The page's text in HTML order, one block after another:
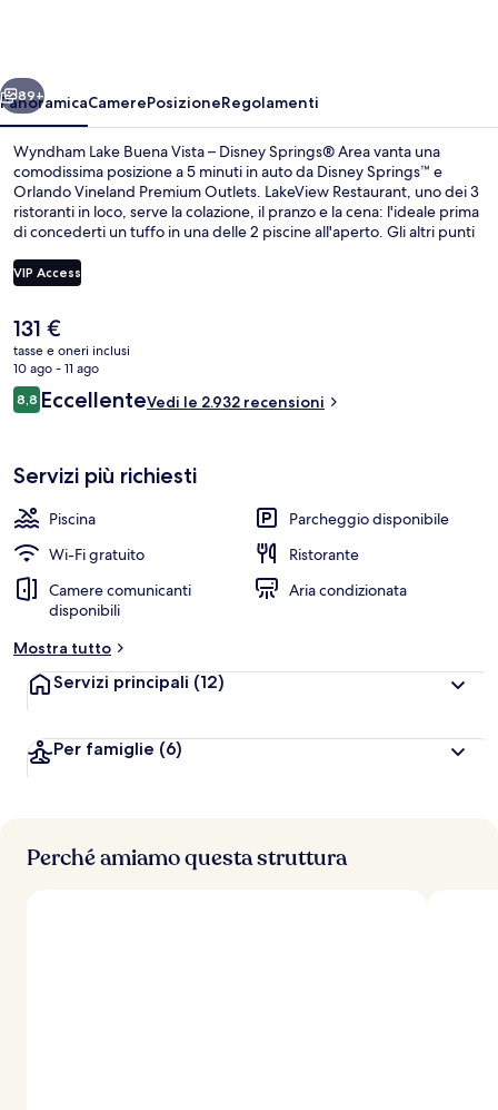
Disney
Springs®
Area
Avanti
89+
PanoramicaCamerePosizioneRegolamenti
Wyndham Lake Buena Vista – Disney Springs® Area vanta una
comodissima posizione a 5 minuti in auto da Disney Springs™ e
Orlando Vineland Premium Outlets. LakeView Restaurant, uno dei 3
ristoranti in loco, serve la colazione, il pranzo e la cena: l'ideale prima
di concederti un tuffo in una delle 2 piscine all'aperto. Gli altri punti
piscina e una palestra aperta giorno e notte. Gli ospiti apprezzano
molto la piscina e i letti comodi.
VIP Access
Il
prezzo
attuale
è
131 €
131 €
tasse e oneri inclusi
10 ago - 11 ago
Recensioni
8,88,8 su 10
EccellenteVedi le 2.932 recensioni
Servizi più richiesti
Piscina
Parcheggio disponibile
Wi-Fi gratuito
Ristorante
Camere comunicanti
disponibili
Aria condizionata
Mostra tutto
Servizi principali (12)
Per famiglie (6)
Perché amiamo questa struttura